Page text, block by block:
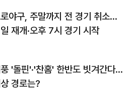
야구, 주말까지 전 경기 취소…
재개·오후 7시 경기 시작
'돌핀'·'찬홈' 한반도 빗겨간다…
경로는?